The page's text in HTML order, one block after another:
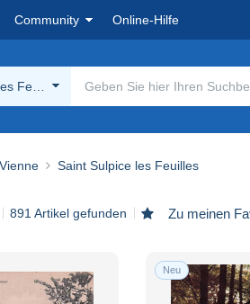
Community Online-Hilfe
Feuilles
Saint Sulpice les Feuilles
891 Artikel gefunden Zu meinen
Neu